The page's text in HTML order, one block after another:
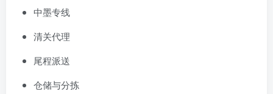
中墨专线
清关代理
尾程派送
仓储与分拣